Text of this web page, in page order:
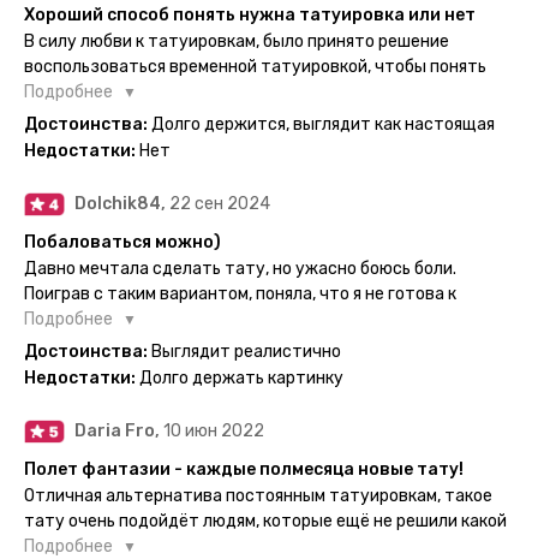
инструкция по нанесению. Всё выглядит очень мило. Я уже
нанесла одну из них и сейчас жду результата. Всё очень
понятно объяснено, отдельным плюсом для меня стала
картинка с обозначениями тех мечт, где тату будет
держаться дольше всего. В общем всём советую и
рекомендую, буду заказывать ещё))
Хороший способ понять нужна татуировка или нет
В силу любви к татуировкам, было принято решение
воспользоваться временной татуировкой, чтобы понять
хочется набивать настоящую или нет, как оказалось
смысла набивать нет, ведь можно постоянно делать
временные татуировки и в случае если одна не понравится
больше ничего и не нужно.
Подробнее
Достоинства: Долго держится, выглядит как настоящая
Недостатки: Нет
Dolchik84, 22 сен 2024
Побаловаться можно)
Давно мечтала сделать тату, но ужасно боюсь боли.
Поиграв с таким вариантом, поняла, что я не готова к
постоянной тату. Поэтому благодарю, что есть такая
возможность. Муж смог сделать тату в нескольких местах
одной картинкой).
Подробнее
Достоинства: Выглядит реалистично
Недостатки: Долго держать картинку
Daria Fro, 10 июн 2022
Полет фантазии - каждые полмесяца новые тату!
Отличная альтернатива постоянным татуировкам, такое
тату очень подойдёт людям, которые ещё не решили какой
эскиз им подойдёт на всю жизнь - продукт еверинк
Подробнее